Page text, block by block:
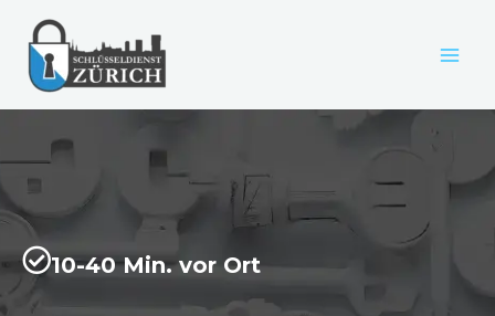
Inhalt
springen
10-40 Min. vor Ort